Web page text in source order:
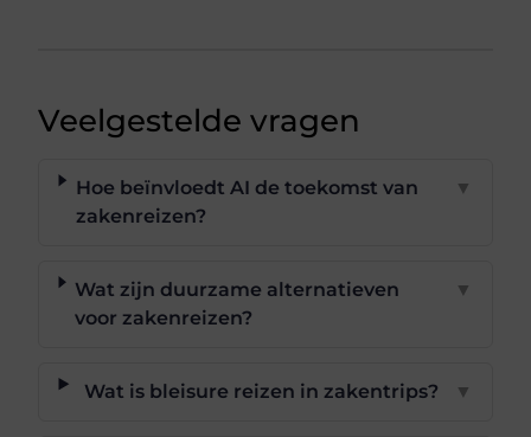
Veelgestelde vragen
Hoe beïnvloedt AI de toekomst van
zakenreizen?
▼
Wat zijn duurzame alternatieven
voor zakenreizen?
▼
Wat is bleisure reizen in zakentrips? ▼